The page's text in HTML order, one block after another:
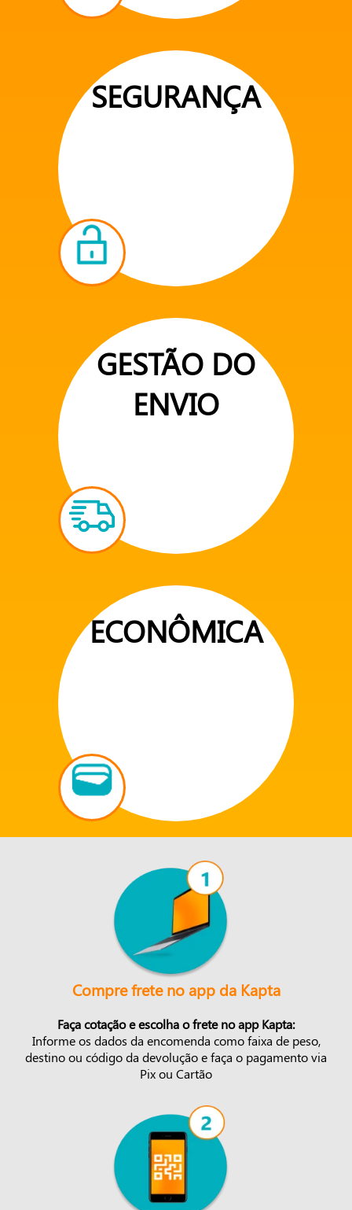
SEGURANÇA
GESTÃO DO
ENVIO
ECONÔMICA
Compre frete no app da Kapta
Faça cotação e escolha o frete no app Kapta:
Informe os dados da encomenda como faixa de peso,
destino ou código da devolução e faça o pagamento via
Pix ou Cartão